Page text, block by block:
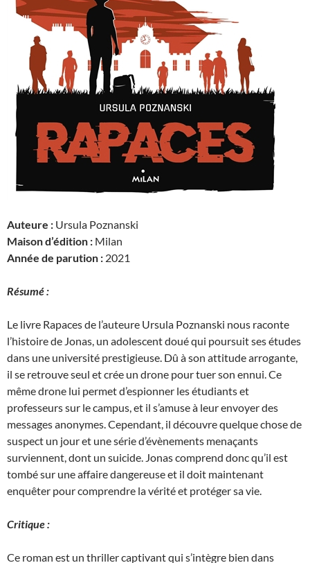
Auteure : Ursula Poznanski
Maison d’édition : Milan
Année de parution : 2021
Résumé :
Le livre Rapaces de l’auteure Ursula Poznanski nous raconte
l’histoire de Jonas, un adolescent doué qui poursuit ses études
dans une université prestigieuse. Dû à son attitude arrogante,
il se retrouve seul et crée un drone pour tuer son ennui. Ce
même drone lui permet d’espionner les étudiants et
professeurs sur le campus, et il s’amuse à leur envoyer des
messages anonymes. Cependant, il découvre quelque chose de
suspect un jour et une série d’évènements menaçants
surviennent, dont un suicide. Jonas comprend donc qu’il est
tombé sur une affaire dangereuse et il doit maintenant
enquêter pour comprendre la vérité et protéger sa vie.
Critique :
Ce roman est un thriller captivant qui s’intègre bien dans